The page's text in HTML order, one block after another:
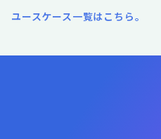
ユースケース一覧はこちら。